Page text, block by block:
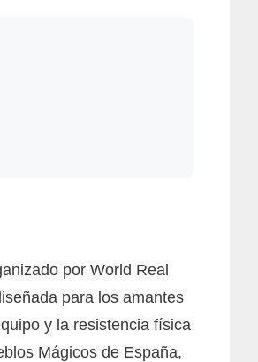
por World Real
para los amantes
y la resistencia física
Mágicos de España,